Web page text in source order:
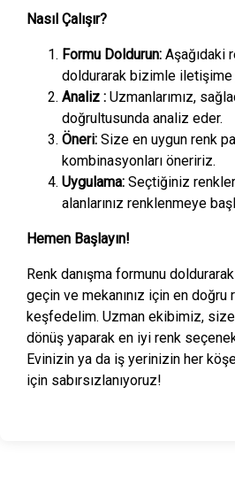
Nasıl Çalışır?
Formu Doldurun: Aşağıdaki
doldurarak bizimle iletişime
Analiz : Uzmanlarımız,
doğrultusunda analiz eder.
Öneri: Size en uygun renk
kombinasyonları öneririz.
Uygulama: Seçtiğiniz
alanlarınız renklenmeye
Hemen Başlayın!
Renk danışma formunu
geçin ve mekanınız için en
keşfedelim. Uzman ekibimiz,
dönüş yaparak en iyi renk
Evinizin ya da iş yerinizin her
için sabırsızlanıyoruz!